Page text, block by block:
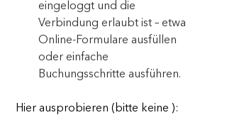
eingeloggt und die
Verbindung erlaubt ist – etwa
Online-Formulare ausfüllen
oder einfache
Buchungsschritte ausführen.
Hier ausprobieren (bitte keine ):